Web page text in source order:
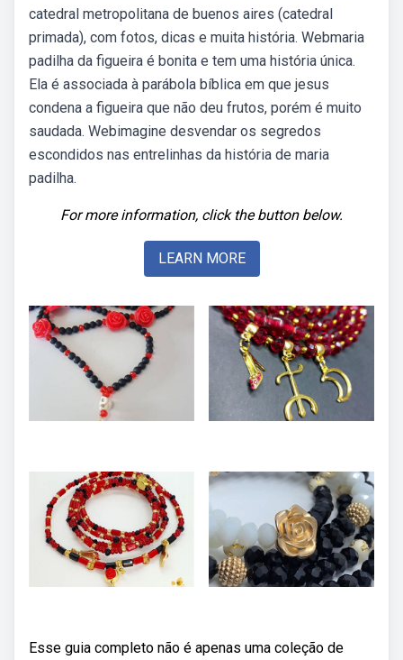
catedral metropolitana de buenos aires (catedral
primada), com fotos, dicas e muita história. Webmaria
padilha da figueira é bonita e tem uma história única.
Ela é associada à parábola bíblica em que jesus
condena a figueira que não deu frutos, porém é muito
saudada. Webimagine desvendar os segredos
escondidos nas entrelinhas da história de maria
padilha.
For more information, click the button below.
LEARN MORE
Esse guia completo não é apenas uma coleção de